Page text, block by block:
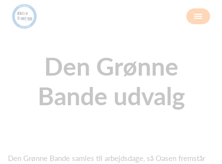
Den Grønne
Bande udvalg
Den Grønne Bande samles til arbejdsdage, så Oasen fremstår